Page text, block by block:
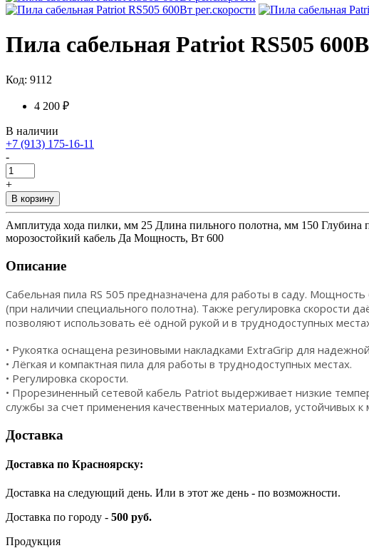
Пила сабельная Patriot RS505
Код: 9112
4 200 ₽
В наличии
+7 (913) 175-16-11
-
+
В корзину
Амплитуда хода пилки, мм 25 Длина пильного полотна, мм 150 Глубина
морозостойкий кабель Да Мощность, Вт 600
Описание
Сабельная пила RS 505 предназначена для работы в саду.
(при наличии специального полотна). Также регулировка скорости
позволяют использовать её одной рукой и в труднодоступных
• Рукоятка оснащена резиновыми накладками ExtraGrip для
• Лёгкая и компактная пила для работы в труднодоступных местах.
• Регулировка скорости.
• Прорезиненный сетевой кабель Patriot выдерживает низкие
службы за счет применения качественных материалов, устойчивых
Доставка
Доставка по Красноярску:
Доставка на следующий день. Или в этот же день - по возможности.
Доставка по городу - 500 руб.
Продукция